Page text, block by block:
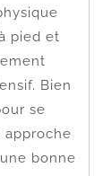
pied et
Bien
se
approche
bonne